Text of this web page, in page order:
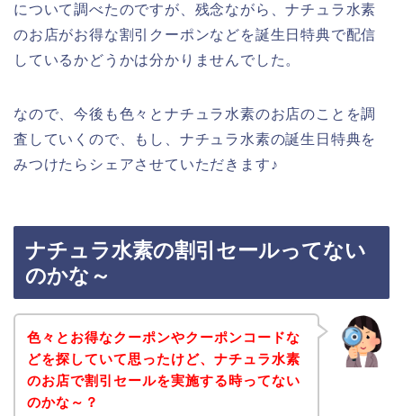
について調べたのですが、残念ながら、ナチュラ水素
のお店がお得な割引クーポンなどを誕生日特典で配信
しているかどうかは分かりませんでした。
なので、今後も色々とナチュラ水素のお店のことを調
査していくので、もし、ナチュラ水素の誕生日特典を
みつけたらシェアさせていただきます♪
ナチュラ水素の割引セールってない
のかな～
色々とお得なクーポンやクーポンコードな
どを探していて思ったけど、ナチュラ水素
のお店で割引セールを実施する時ってない
のかな～？